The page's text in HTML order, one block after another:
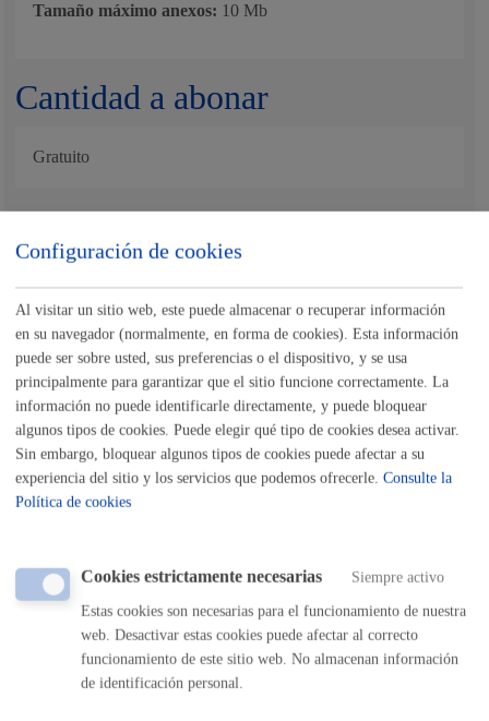
Tamaño máximo anexos: 10 Mb
Cantidad a abonar
Gratuito
del silencio
Plazo estimado:15 días Plazo legal:3 meses
Sentido del silencio:Negativo
Pasos del procedimiento
Registro de la solicitud
Resolución de autorización o denegación
Responsable de la tramitación
Configuración de cookies
Al visitar un sitio web, este puede almacenar o recuperar información
en su navegador (normalmente, en forma de cookies). Esta información
puede ser sobre usted, sus preferencias o el dispositivo, y se usa
principalmente para garantizar que el sitio funcione correctamente. La
información no puede identificarle directamente, y puede bloquear
algunos tipos de cookies. Puede elegir qué tipo de cookies desea activar.
Sin embargo, bloquear algunos tipos de cookies puede afectar a su
experiencia del sitio y los servicios que podemos ofrecerle. Consulte la
Política de cookies
Cookies estrictamente necesarias Siempre activo
Estas cookies son necesarias para el funcionamiento de nuestra
web. Desactivar estas cookies puede afectar al correcto
funcionamiento de este sitio web. No almacenan información
de identificación personal.